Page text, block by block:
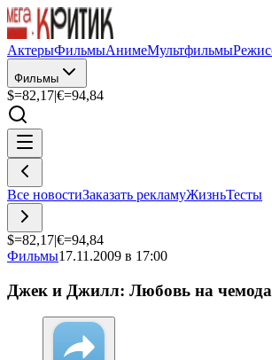
АктерыФильмыАнимеМультфильмы
Фильмы
$=82,17|€=94,84
Все новостиЗаказать рекламуЖизньТесты
$=82,17|€=94,84
Фильмы17.11.2009 в 17:00
Джек и Джилл: Любовь на